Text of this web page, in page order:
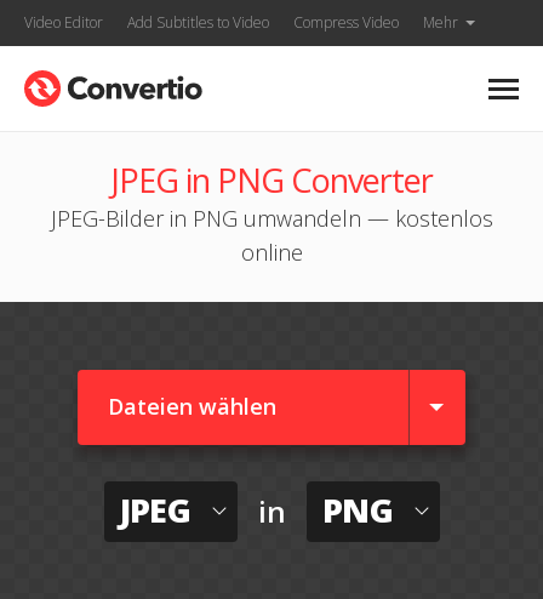
Video Editor Add Subtitles to Video Compress Video Mehr
JPEG in PNG Converter
JPEG-Bilder in PNG umwandeln — kostenlos
online
Dateien wählen
JPEG in PNG